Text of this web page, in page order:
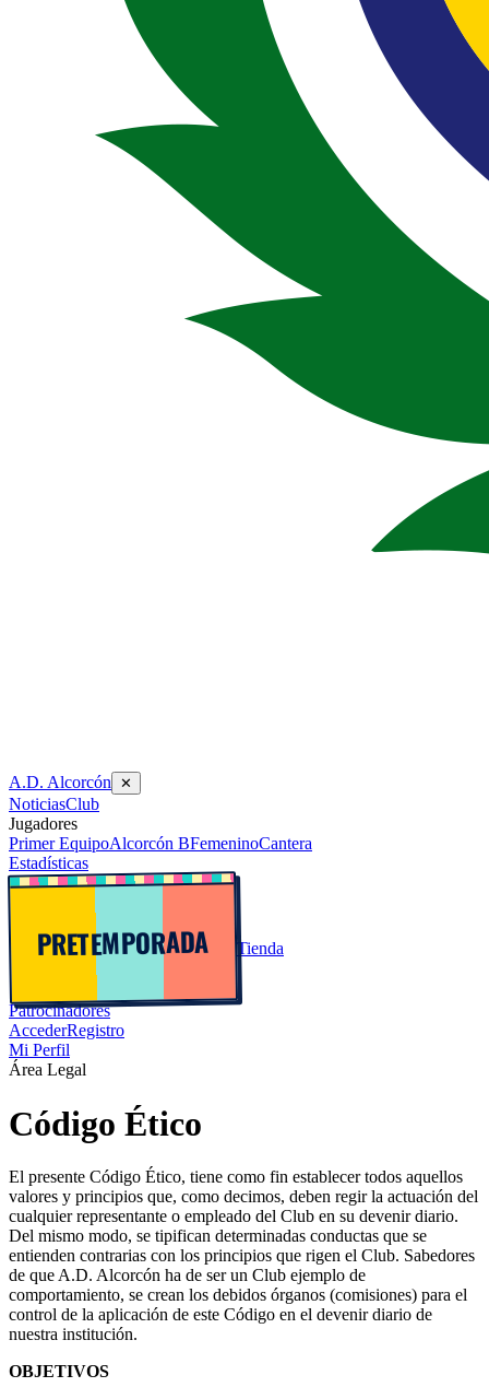
A.D. Alcorcón ✕
NoticiasClub
Jugadores
Primer EquipoAlcorcón BFemeninoCantera
Estadísticas
PRETEMPORADA Tienda
Patrocinadores
AccederRegistro
Mi Perfil
Área Legal
Código Ético
El presente Código Ético, tiene como fin establecer todos aquellos
valores y principios que, como decimos, deben regir la actuación del
cualquier representante o empleado del Club en su devenir diario.
Del mismo modo, se tipifican determinadas conductas que se
entienden contrarias con los principios que rigen el Club. Sabedores
de que A.D. Alcorcón ha de ser un Club ejemplo de
comportamiento, se crean los debidos órganos (comisiones) para el
control de la aplicación de este Código en el devenir diario de
nuestra institución.
OBJETIVOS